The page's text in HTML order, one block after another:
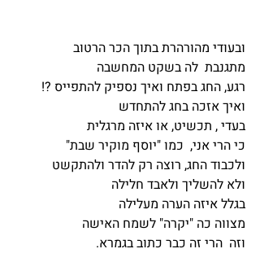
ובעודי מהורהרת בתוך הכר הרטוב
מתגנבת  לה בשקט המחשבה
רגע, החג בפתח ואיך נספיק להתפייס ?!
ואיך אזכה בחג להתחדש
בעדי , תכשיט, או איזה מרגלית
כי הרי אני,  כמו "יוסף מוקיר שבת"
ולכבוד החג, רוצה רק להדר ולהתקשט
ולא להשליך ולאבד חלילה
בגלל איזה הערה מעלילה
מצווה כה "יקרה" לשמח האישה
וזה  הרי זה כבר כתוב בגמרא.